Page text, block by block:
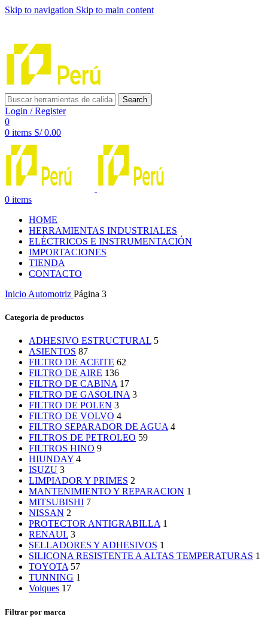
Skip to navigation Skip to main content
Search
Login / Register
0
0 items S/0.00
0 items
HOME
HERRAMIENTAS INDUSTRIALES
ELÉCTRICOS E INSTRUMENTACIÓN
IMPORTACIONES
TIENDA
CONTACTO
Inicio Automotriz Página 3
Categoria de productos
ADHESIVO ESTRUCTURAL 5
ASIENTOS 87
FILTRO DE ACEITE 62
FILTRO DE AIRE 136
FILTRO DE CABINA 17
FILTRO DE GASOLINA 3
FILTRO DE POLEN 3
FILTRO DE VOLVO 4
FILTRO SEPARADOR DE AGUA 4
FILTROS DE PETROLEO 59
FILTROS HINO 9
HIUNDAY 4
ISUZU 3
LIMPIADOR Y PRIMES 2
MANTENIMIENTO Y REPARACION 1
MITSUBISHI 7
NISSAN 2
PROTECTOR ANTIGRABILLA 1
RENAUL 3
SELLADORES Y ADHESIVOS 1
SILICONA RESISTENTE A ALTAS TEMPERATURAS 1
TOYOTA 57
TUNNING 1
Volques 17
Filtrar por marca